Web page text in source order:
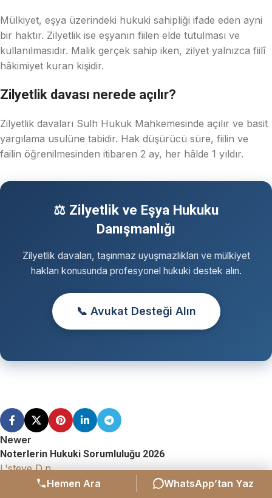
Hemen Ara WhatsApp’tan Yaz
Mülkiyet, eşya üzerindeki hukuki sahipliği ifade eden ayni
bir haktır. Zilyetlik ise eşyanın fiilen elde tutulması ve
kullanılmasıdır. Malik gerçek sahip iken, zilyet yalnızca fiilî
hâkimiyet kuran kişidir.
Zilyetlik davası nerede açılır?
Zilyetlik davaları Sulh Hukuk Mahkemesinde açılır ve basit
yargılama usulüne tabidir. Hak düşürücü süre, fiilin ve
failin öğrenilmesinden itibaren 2 ay, her hâlde 1 yıldır.
⚖️ Zilyetlik ve Eşya Hukuku
Danışmanlığı
Zilyetlik davaları, taşınmaz uyuşmazlıkları ve mülkiyet
hakları konusunda profesyonel hukuki destek alın.
📞 Avukat Desteği Alın
Newer
Noterlerin Hukuki Sorumluluğu 2026
L'steye D,n